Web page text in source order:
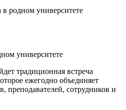
родном университете
университете
традиционная встреча
ежегодно объединяет
преподавателей, сотрудников и